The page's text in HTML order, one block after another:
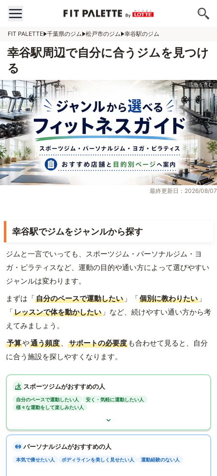
FIT PALETTE 千葉県のジム 松戸市のジム 幸谷駅のジム
幸谷駅周辺で自分に合うジムを見つけ
る
最終更新日：2026/08/07
幸谷駅でジムをジャンルから探す
ジムと一言でいっても、スポーツジム・パーソナルジム・ヨ
ガ・ピラティスなど、運動の目的や通い方によって選びやすい
ジャンルは変わります。
まずは「自分のペースで運動したい 」「個別に教わりたい 」
「レッスンで体を動かしたい 」など、続けやすい通い方から考
えてみましょう。
予算や通う頻度 、 サポートの必要度 も合わせて見ると、自分
に合う施設を探しやすくなります。
スポーツジムがおすすめの人
自分のペースで運動したい人
安く・気軽に運動したい人
様々な運動をして楽しみたい人
パーソナルジムがおすすめの人
本気で痩せたい人 ボディラインを美しく見せたい人 運動経験のない人